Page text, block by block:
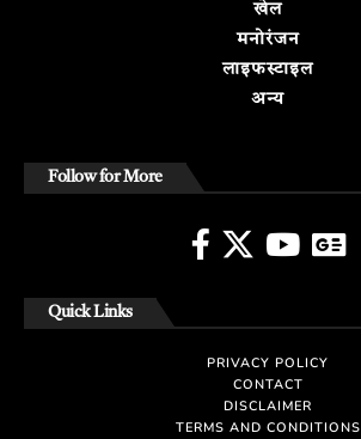
खेल
मनोरंजन
लाइफस्टाइल
अन्य
Follow for More
Quick Links
PRIVACY POLICY
CONTACT
DISCLAIMER
TERMS AND CONDITIONS